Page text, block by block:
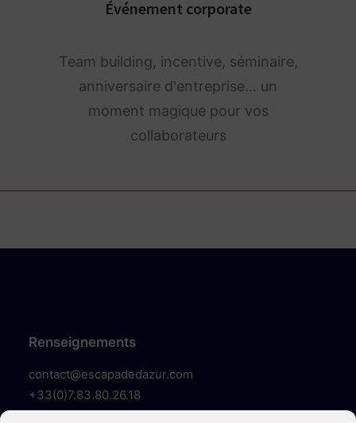
Événement corporate
Team building, incentive, séminaire,
anniversaire d'entreprise… un
moment magique pour vos
collaborateurs
Renseignements
contact@escapadedazur.com
+33(0)7.83.80.26.18